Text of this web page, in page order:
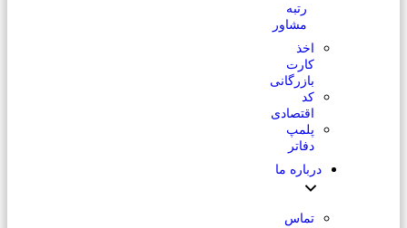
رتبه
مشاور
اخذ
کارت
بازرگانی
کد
اقتصادی
پلمپ
دفاتر
درباره ما
تماس